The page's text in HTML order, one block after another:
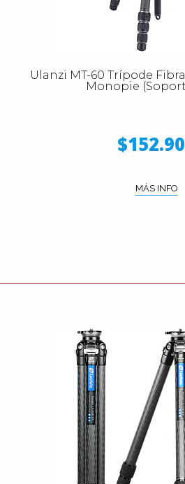
Ulanzi MT-60 Trípode
Monopie
MÁS INFO